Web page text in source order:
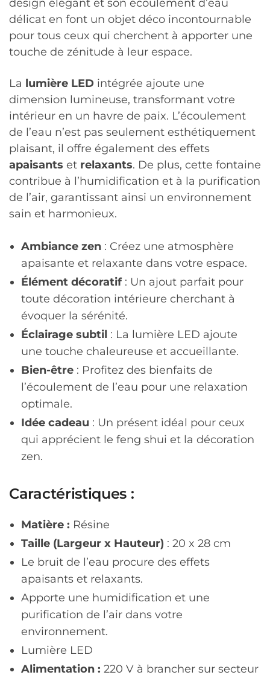
design élégant et son écoulement d’eau
délicat en font un objet déco incontournable
pour tous ceux qui cherchent à apporter une
touche de zénitude à leur espace.
La lumière LED intégrée ajoute une
dimension lumineuse, transformant votre
intérieur en un havre de paix. L’écoulement
de l’eau n’est pas seulement esthétiquement
plaisant, il offre également des effets
apaisants et relaxants. De plus, cette fontaine
contribue à l’humidification et à la purification
de l’air, garantissant ainsi un environnement
sain et harmonieux.
Ambiance zen : Créez une atmosphère
apaisante et relaxante dans votre espace.
Élément décoratif: Un ajout parfait pour
toute décoration intérieure cherchant à
évoquer la sérénité.
Éclairage subtil : La lumière LED ajoute
une touche chaleureuse et accueillante.
Bien-être : Profitez des bienfaits de
l’écoulement de l’eau pour une relaxation
optimale.
Idée cadeau : Un présent idéal pour ceux
qui apprécient le feng shui et la décoration
zen.
Caractéristiques :
Matière : Résine
Taille (Largeur x Hauteur) : 20 x 28 cm
Le bruit de l’eau procure des effets
apaisants et relaxants.
Apporte une humidification et une
purification de l’air dans votre
environnement.
Lumière LED
Alimentation : 220 V à brancher sur secteur